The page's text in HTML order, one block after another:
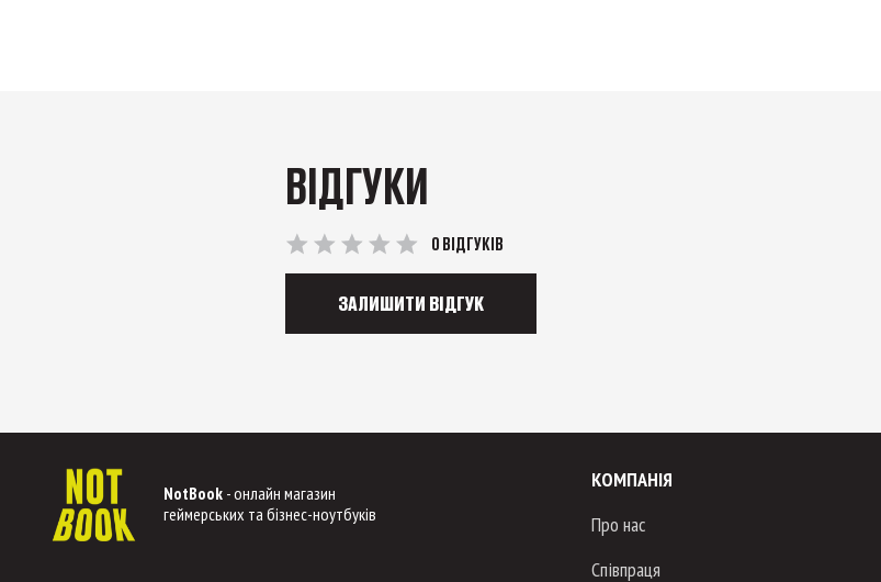
ВІДГУКИ
0 ВІДГУКІВ
ЗАЛИШИТИ ВІДГУК
NotBook - онлайн магазин
геймерських та бізнес-ноутбуків
КОМПАНІЯ
Про нас
Співпраця